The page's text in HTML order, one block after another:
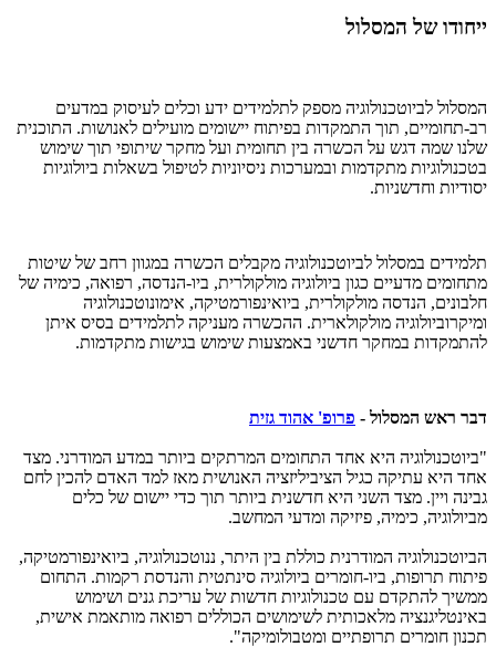
ייחודו של המסלול
המסלול לביוטכנולוגיה מספק לתלמידים ידע וכלים לעיסוק במדעים
רב-תחומיים, תוך התמקדות בפיתוח יישומים מועילים לאנושות. התוכנית
שלנו שמה דגש על הכשרה בין תחומית ועל מחקר שיתופי תוך שימוש
בטכנולוגיות מתקדמות ובמערכות ניסיוניות לטיפול בשאלות ביולוגיות
יסודיות וחדשניות.
תלמידים במסלול לביוטכנולוגיה מקבלים הכשרה במגוון רחב של שיטות
מתחומים מדעיים כגון ביולוגיה מולקולרית, ביו-הנדסה, רפואה, כימיה של
חלבונים, הנדסה מולקולרית, ביואינפורמטיקה, אימונוטכנולוגיה
ומיקרוביולוגיה מולקולארית. ההכשרה מעניקה לתלמידים בסיס איתן
להתמקדות במחקר חדשני באמצעות שימוש בגישות מתקדמות.
דבר ראש המסלול - פרופ' אהוד גזית
"ביוטכנולוגיה היא אחד התחומים המרתקים ביותר במדע המודרני. מצד
אחד היא עתיקה כגיל הציביליזציה האנושית מאז למד האדם להכין לחם
גבינה ויין. מצד השני היא חדשנית ביותר תוך כדי יישום של כלים
מביולוגיה, כימיה, פיזיקה ומדעי המחשב.
הביוטכנולוגיה המודרנית כוללת בין היתר, ננוטכנולוגיה, ביואינפורמטיקה,
פיתוח תרופות, ביו-חומרים ביולוגיה סינתטית והנדסת רקמות. התחום
ממשיך להתקדם עם טכנולוגיות חדשות של עריכת גנים ושימוש
באינטליגנציה מלאכותית לשימושים הכוללים רפואה מותאמת אישית,
תכנון חומרים תרופתיים ומטבולומיקה".